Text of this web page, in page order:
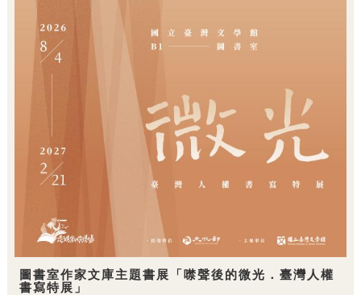
圖書室作家文庫主題書展「噤聲後的微光．臺灣人權
書寫特展」